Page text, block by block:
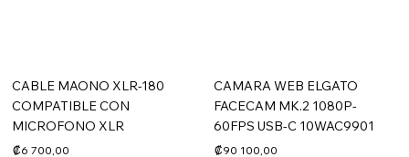
CABLE MAONO XLR-180
COMPATIBLE CON
MICROFONO XLR
₡6 700,00
CAMARA WEB ELGATO
FACECAM MK.2 1080P-
60FPS USB-C 10WAC9901
₡90 100,00